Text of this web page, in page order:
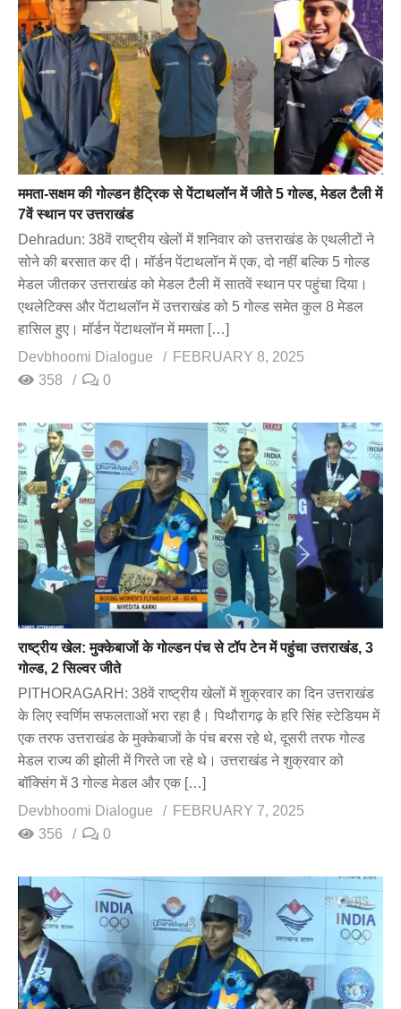
ममता-सक्षम की गोल्डन हैट्रिक से पेंटाथलॉन में जीते 5 गोल्ड, मेडल टैली में
7वें स्थान पर उत्तराखंड
Dehradun: 38वें राष्ट्रीय खेलों में शनिवार को उत्तराखंड के एथलीटों ने
सोने की बरसात कर दी। मॉर्डन पेंटाथलॉन में एक, दो नहीं बल्कि 5 गोल्ड
मेडल जीतकर उत्तराखंड को मेडल टैली में सातवें स्थान पर पहुंचा दिया।
एथलेटिक्स और पेंटाथलॉन में उत्तराखंड को 5 गोल्ड समेत कुल 8 मेडल
हासिल हुए। मॉर्डन पेंटाथलॉन में ममता […]
Devbhoomi Dialogue
FEBRUARY 8, 2025
358
0
राष्ट्रीय खेल: मुक्केबाजों के गोल्डन पंच से टॉप टेन में पहुंचा उत्तराखंड, 3
गोल्ड, 2 सिल्वर जीते
PITHORAGARH: 38वें राष्ट्रीय खेलों में शुक्रवार का दिन उत्तराखंड
के लिए स्वर्णिम सफलताओं भरा रहा है। पिथौरागढ़ के हरि सिंह स्टेडियम में
एक तरफ उत्तराखंड के मुक्केबाजों के पंच बरस रहे थे, दूसरी तरफ गोल्ड
मेडल राज्य की झोली में गिरते जा रहे थे। उत्तराखंड ने शुक्रवार को
बॉक्सिंग में 3 गोल्ड मेडल और एक […]
Devbhoomi Dialogue
FEBRUARY 7, 2025
356
0